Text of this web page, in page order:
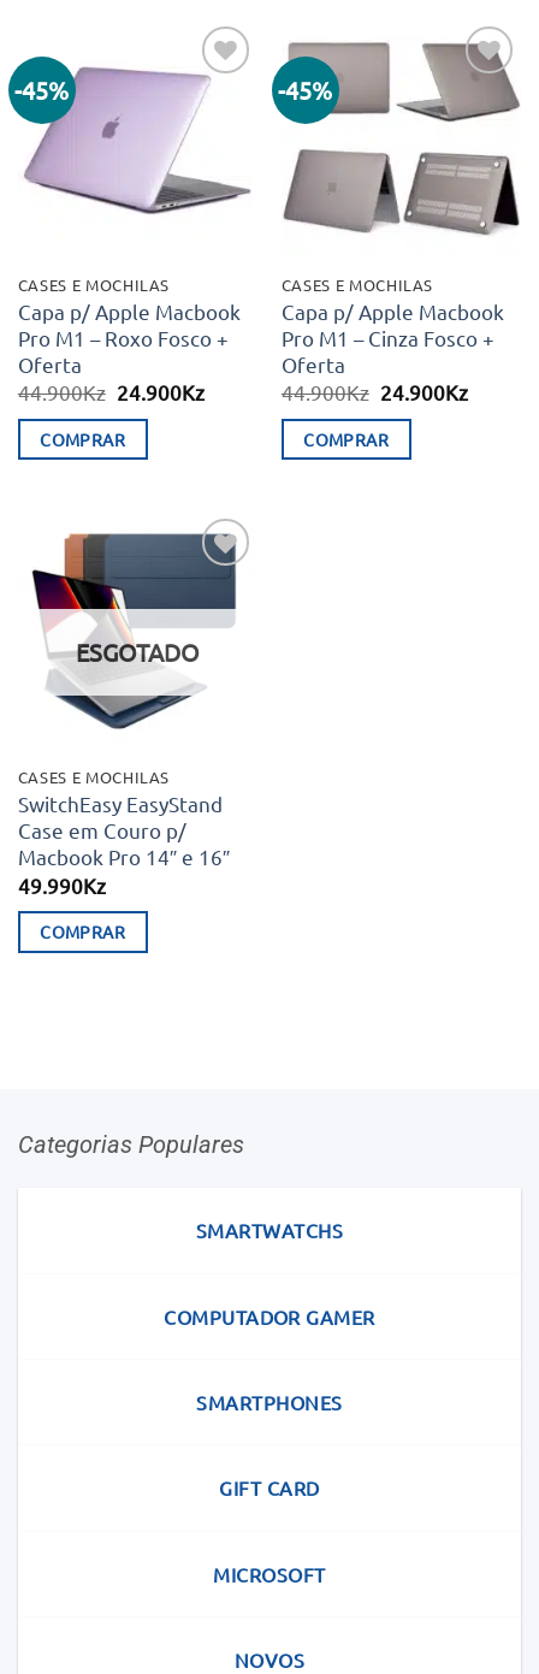
-45%
Adicionar
aos meus
desejos
CASES E MOCHILAS
Capa p/ Apple Macbook
Pro M1 – Roxo Fosco +
Oferta
44.900Kz O
original
era:
24.900KzO
COMPRAR
-45%
Adicionar
aos meus
CASES E MOCHILAS
Capa p/ Apple Macbook
Pro M1 – Cinza Fosco +
Oferta
44.900Kz O
original
era:
24.900KzO
COMPRAR
aos meus
desejos
ESGOTADO
CASES E MOCHILAS
SwitchEasy EasyStand
Case em Couro p/
Macbook Pro 14″ e 16″
49.990Kz
COMPRAR
Categorias Populares
SMARTWATCHS
COMPUTADOR GAMER
SMARTPHONES
GIFT CARD
MICROSOFT
NOVOS